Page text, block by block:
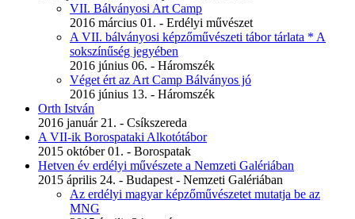
VII. Bálványosi Art Camp
2016 március 01. - Erdélyi művészet
A VII. bálványosi képzőművészeti tábor tárlata * A
sokszínűség jegyében
2016 június 06. - Háromszék
Véget ért az Art Camp Bálványos jó
2016 június 13. - Háromszék
Orth István
2016 január 21. - Csíkszereda
A VII-ik Borospataki Alkotótábor
2015 október 01. - Borospatak
Hetven év erdélyi művészete a Nemzeti Galériában
2015 április 24. - Budapest - Nemzeti Galériában
Az erdélyi magyar képzőművészetet mutatja be az
MNG